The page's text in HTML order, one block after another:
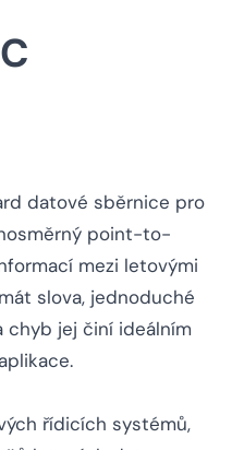
datové sběrnice pro
point-to-
mezi letovými
slova, jednoduché
chyb jej činí ideálním
řídicích systémů,